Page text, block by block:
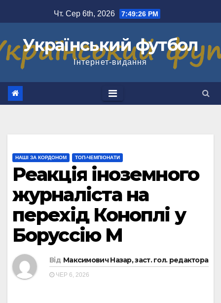
до
Чт. Сер 6th, 2026 7:49:27 PM
Український футбол
Інтернет-видання
НАШІ ЗА КОРДОНОМ ТОП-ЧЕМПІОНАТИ
Реакція іноземного
журналіста на
перехід Коноплі у
Боруссію М
Від Максимович Назар, заст. гол. редактора
ЧЕР 6, 2026